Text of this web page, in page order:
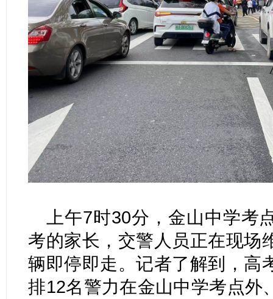
上午7时30分，金山中学考
考的家长，交警人员正在现场
辆即停即走。记者了解到，高
排12名警力在金山中学考点外